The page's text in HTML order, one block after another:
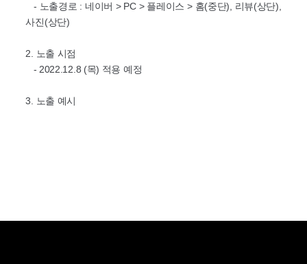
- 노출경로 : 네이버 > PC > 플레이스 > 홈(중단), 리뷰(상단),
사진(상단)
2. 노출 시점
- 2022.12.8 (목) 적용 예정
3. 노출 예시